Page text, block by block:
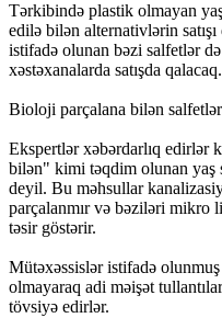
Tərkibində plastik olmayan
edilə bilən alternativlərin
istifadə olunan bəzi salfetlər
xəstəxanalarda satışda qalacaq.
Bioloji parçalana bilən
Ekspertlər xəbərdarlıq
bilən" kimi təqdim olunan yaş
deyil. Bu məhsullar
parçalanmır və bəziləri mikro
təsir göstərir.
Mütəxəssislər istifadə
olmayaraq adi məişət
tövsiyə edirlər.